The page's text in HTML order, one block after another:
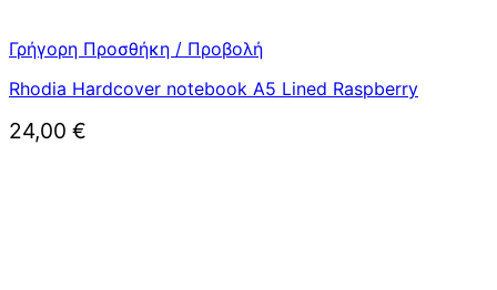
Γρήγορη Προσθήκη / Προβολή
Rhodia Hardcover notebook A5 Lined Raspberry
24,00 €